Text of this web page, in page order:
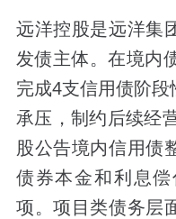
远洋控股是远洋集
发债主体。在境内
完成4支信用债阶
承压，制约后续经
股公告境内信用债
债券本金和利息
项。项目类债务层